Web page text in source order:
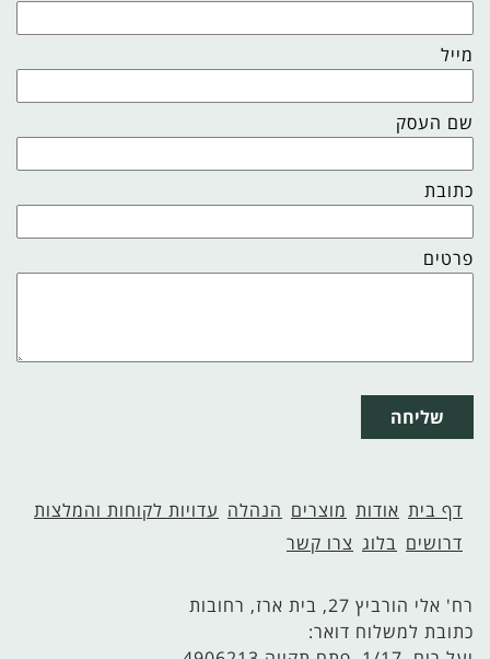
מייל
שם העסק
כתובת
פרטים
שליחה
דף בית אודות מוצרים הנהלה עדויות לקוחות והמלצות
דרושים בלוג צרו קשר
רח' אלי הורביץ 27, בית ארז, רחובות
כתובת למשלוח דואר: